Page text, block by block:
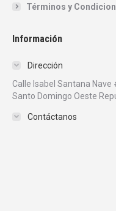
Términos y
Información
Dirección
Calle Isabel Santana
Santo Domingo Oeste
Contáctanos